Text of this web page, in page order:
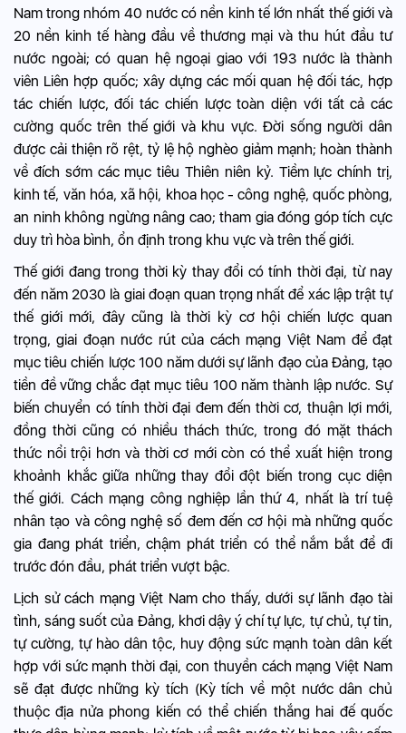
Nam trong nhóm 40 nước có nền kinh tế lớn nhất thế giới và
20 nền kinh tế hàng đầu về thương mại và thu hút đầu tư
nước ngoài; có quan hệ ngoại giao với 193 nước là thành
viên Liên hợp quốc; xây dựng các mối quan hệ đối tác, hợp
tác chiến lược, đối tác chiến lược toàn diện với tất cả các
cường quốc trên thế giới và khu vực. Đời sống người dân
được cải thiện rõ rệt, tỷ lệ hộ nghèo giảm mạnh; hoàn thành
về đích sớm các mục tiêu Thiên niên kỷ. Tiềm lực chính trị,
kinh tế, văn hóa, xã hội, khoa học - công nghệ, quốc phòng,
an ninh không ngừng nâng cao; tham gia đóng góp tích cực
duy trì hòa bình, ổn định trong khu vực và trên thế giới.
Thế giới đang trong thời kỳ thay đổi có tính thời đại, từ nay
đến năm 2030 là giai đoạn quan trọng nhất để xác lập trật tự
thế giới mới, đây cũng là thời kỳ cơ hội chiến lược quan
trọng, giai đoạn nước rút của cách mạng Việt Nam để đạt
mục tiêu chiến lược 100 năm dưới sự lãnh đạo của Đảng, tạo
tiền đề vững chắc đạt mục tiêu 100 năm thành lập nước. Sự
biến chuyển có tính thời đại đem đến thời cơ, thuận lợi mới,
đồng thời cũng có nhiều thách thức, trong đó mặt thách
thức nổi trội hơn và thời cơ mới còn có thể xuất hiện trong
khoảnh khắc giữa những thay đổi đột biến trong cục diện
thế giới. Cách mạng công nghiệp lần thứ 4, nhất là trí tuệ
nhân tạo và công nghệ số đem đến cơ hội mà những quốc
gia đang phát triển, chậm phát triển có thể nắm bắt để đi
trước đón đầu, phát triển vượt bậc.
Lịch sử cách mạng Việt Nam cho thấy, dưới sự lãnh đạo tài
tình, sáng suốt của Đảng, khơi dậy ý chí tự lực, tự chủ, tự tin,
tự cường, tự hào dân tộc, huy động sức mạnh toàn dân kết
hợp với sức mạnh thời đại, con thuyền cách mạng Việt Nam
sẽ đạt được những kỳ tích (Kỳ tích về một nước dân chủ
thuộc địa nửa phong kiến có thể chiến thắng hai đế quốc